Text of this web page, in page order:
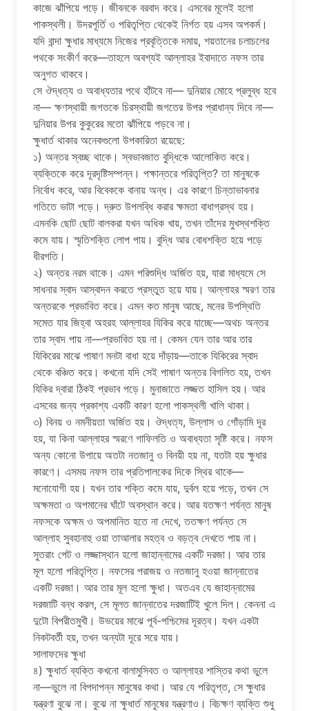
কাজে ঝাঁপিয়ে পড়ে। জীবনকে বরবাদ করে। এসবের মূলেই হলো
পাকস্থলী। উদরপূর্তি ও পরিতৃপ্তি থেকেই নির্গত হয় এসব অপকর্ম।
যদি বান্দা ক্ষুধার মাধ্যমে নিজের প্রবৃত্তিকে দমায়, শয়তানের চলাচলের
পথকে সংকীর্ণ করে—তাহলে অবশ্যই আল্লাহর ইবাদাতে নফস তার
অনুগত থাকবে।
সে ঔদ্ধত্য ও অবাধ্যতার পথে হাঁটবে না— দুনিয়ার মোহে প্রলুব্ধ হবে
না— ক্ষণস্থায়ী জগতকে চিরস্থায়ী জগতের উপর প্রাধান্য দিবে না—
দুনিয়ার উপর কুকুরের মতো ঝাঁপিয়ে পড়বে না।
ক্ষুধার্ত থাকার অনেকগুলো উপকারিতা রয়েছে:
১) অন্তর স্বচ্ছ থাকে। স্বভাবজাত বুদ্ধিকে আলোকিত করে।
ব্যক্তিকে করে দূরদৃষ্টিসম্পন্ন। পক্ষান্তরে পরিতৃপ্তি? তা মানুষকে
নির্বোধ করে, আর বিবেককে বানায় অন্ধ। এর কারণে চিন্তাভাবনার
গতিতে ভাটা পড়ে। দ্রুত উপলব্ধি করার ক্ষমতা বাধাগ্রস্থ হয়।
এমনকি ছোট ছোট বালকরা যখন অধিক খায়, তখন তাঁদের মুখস্থশক্তি
কমে যায়। স্মৃতিশক্তি লোপ পায়। বুদ্ধি আর বোধশক্তি হয়ে পড়ে
ধীরগতি।
২) অন্তর নরম থাকে। এমন পরিশুদ্ধি অর্জিত হয়, যারা মাধ্যমে সে
সাধনার স্বাদ আস্বাদন করতে প্রস্তুত হয়ে যায়। আল্লাহর স্মরণ তার
অন্তরকে প্রভাবিত করে। এমন কত মানুষ আছে, মনের উপস্থিতি
সমেত যার জিহ্বা অহরহ আল্লাহর যিকির করে যাচ্ছে—অথচ অন্তর
তার স্বাদ পায় না—প্রভাবিত হয় না। কেমন যেন তার আর তার
যিকিরের মাঝে পাষাণ মনটা বাধা হয়ে দাঁড়ায়—তাকে যিকিরের স্বাদ
থেকে বঞ্চিত করে। কখনো যদি সেই পাষাণ অন্তর বিগলিত হয়, তখন
যিকির দ্বারা ঠিকই প্রভাব পড়ে। মুনাজাতে লজ্জত হাসিল হয়। আর
এসবের জন্য প্রকাশ্য একটি কারণ হলো পাকস্থলী খালি থাকা।
৩) বিনয় ও নমনীয়তা অর্জিত হয়। ঔদ্ধত্য, উল্লাস ও গোঁড়ামি দূর
হয়, যা কিনা আল্লাহর স্মরণে গাফিলতি ও অবাধ্যতা সৃষ্টি করে। নফস
অন্য কোনো উপায়ে অতটা নতজানু ও বিনয়ী হয় না, যতটা হয় ক্ষুধার
কারণে। এসময় নফস তার প্রতিপালকের দিকে স্থির থাকে—
মনোযোগী হয়। যখন তার শক্তি কমে যায়, দুর্বল হয়ে পড়ে, তখন সে
অক্ষমতা ও অপমানের ঘাঁটে অবস্থান করে। আর যতক্ষণ পর্যন্ত মানুষ
নফসকে অক্ষম ও অপমানিত হতে না দেখে, ততক্ষণ পর্যন্ত সে
আল্লাহ সুবহানাহু ওয়া তাআলার মহত্ব ও বড়ত্ব দেখতে পায় না।
সুতরাং পেট ও লজ্জাস্থান হলো জাহান্নামের একটি দরজা। আর তার
মূল হলো পরিতৃপ্তি। নফসের পরাজয় ও নতজানু হওয়া জান্নাতের
একটি দরজা। আর তার মূল হলো ক্ষুধা। অতএব যে জাহান্নামের
দরজাটি বন্ধ করল, সে মূলত জান্নাতের দরজাটিই খুলে দিল। কেননা এ
দুটো বিপরীতমুখী। উভয়ের মাঝে পূর্ব-পশ্চিমের দূরত্ব। যখন একটা
নিকটবর্তী হয়, তখন অন্যটা দূরে সরে যায়।
সালাফদের ক্ষুধা
৪) ক্ষুধার্ত ব্যক্তি কখনো বালামুসিবত ও আল্লাহর শাস্তির কথা ভুলে
না—ভুলে না বিপদাপন্ন মানুষের কথা। আর যে পরিতৃপ্ত, সে ক্ষুধার
যন্ত্রণা বুঝে না। বুঝে না ক্ষুধার্ত মানুষের যন্ত্রণাও। বিচক্ষণ ব্যক্তি শুধু